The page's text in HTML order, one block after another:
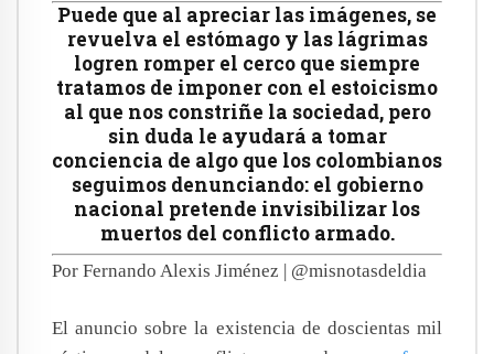
Puede que al apreciar las imágenes, se
revuelva el estómago y las lágrimas
logren romper el cerco que siempre
tratamos de imponer con el estoicismo
al que nos constriñe la sociedad, pero
sin duda le ayudará a tomar
conciencia de algo que los colombianos
seguimos denunciando: el gobierno
nacional pretende invisibilizar los
muertos del conflicto armado.
Por Fernando Alexis Jiménez | @misnotasdeldia
El anuncio sobre la existencia de doscientas mil